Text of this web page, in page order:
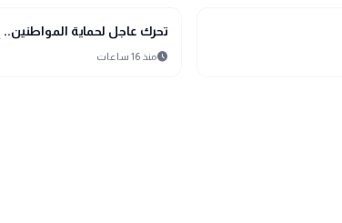
public
الأخبار المحلية
تحرك عاجل لحماية
scheduleمنذ 16 ساعات